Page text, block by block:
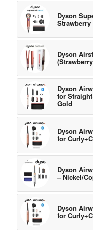
Dyson
Dyson
Dyson
for
Gold
Dyson
for
Dyson
– Nickel/
Dyson
for